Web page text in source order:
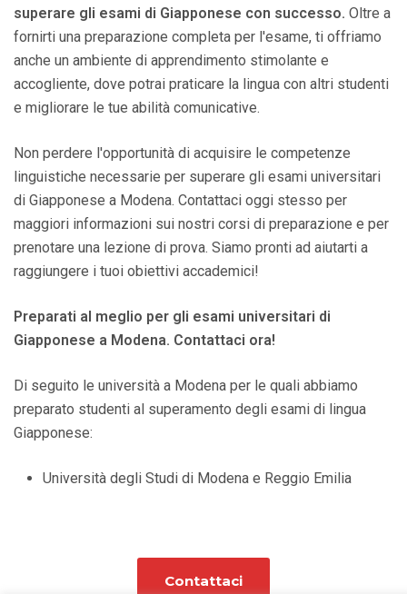
superare gli esami di Giapponese con successo. Oltre a
fornirti una preparazione completa per l'esame, ti offriamo
anche un ambiente di apprendimento stimolante e
accogliente, dove potrai praticare la lingua con altri studenti
e migliorare le tue abilità comunicative.
Non perdere l'opportunità di acquisire le competenze
linguistiche necessarie per superare gli esami universitari
di Giapponese a Modena. Contattaci oggi stesso per
maggiori informazioni sui nostri corsi di preparazione e per
prenotare una lezione di prova. Siamo pronti ad aiutarti a
raggiungere i tuoi obiettivi accademici!
Preparati al meglio per gli esami universitari di
Giapponese a Modena. Contattaci ora!
Di seguito le università a Modena per le quali abbiamo
preparato studenti al superamento degli esami di lingua
Giapponese:
Università degli Studi di Modena e Reggio Emilia
Contattaci